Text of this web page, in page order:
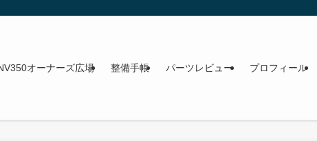
オーナーズ広場 整備手帳 パーツレビュー プロフィール